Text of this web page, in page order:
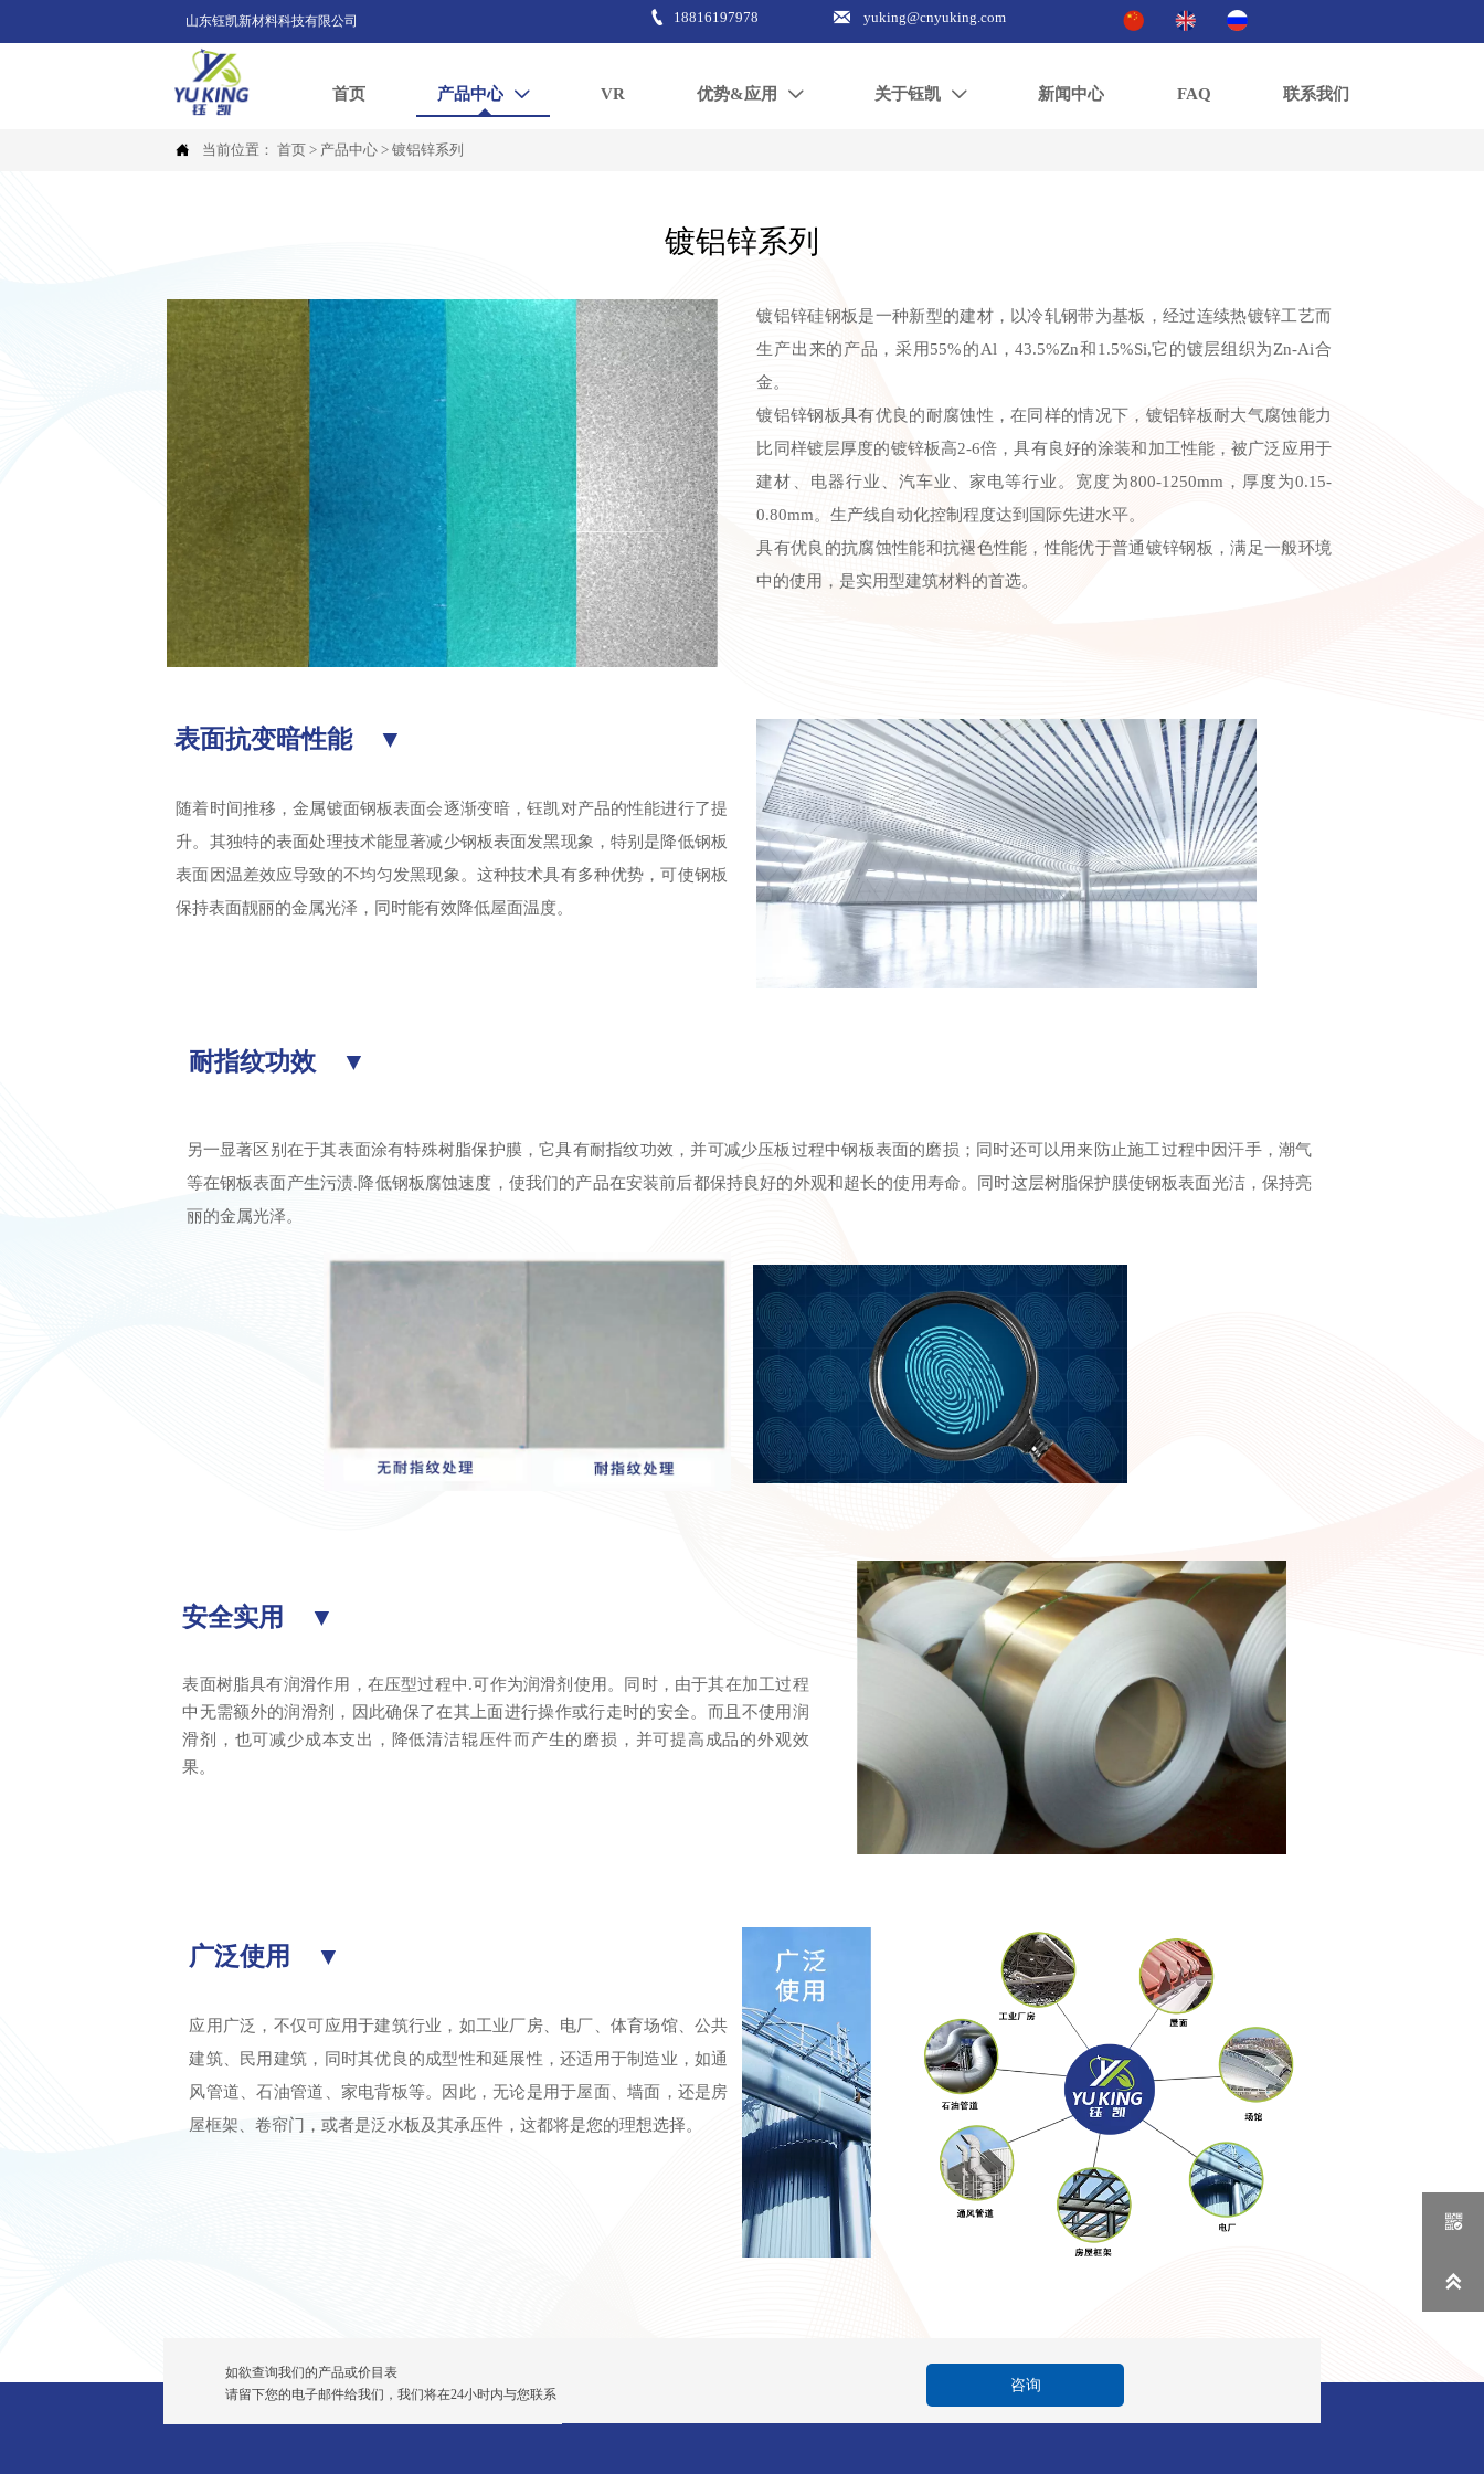
山东钰凯新材料科技有限公司  18816197978  yuking@cnyuking.com
首页 产品中心  VR 优势&应用  关于钰凯  新闻中心 FAQ 联系我们
 当前位置： 首页> 产品中心> 镀铝锌系列
镀铝锌系列
镀铝锌硅钢板是一种新型的建材，以冷轧钢带为基板，经过连续热镀锌工艺而
生产出来的产品，采用55%的Al，43.5%Zn和1.5%Si,它的镀层组织为Zn-Ai合
金。
镀铝锌钢板具有优良的耐腐蚀性，在同样的情况下，镀铝锌板耐大气腐蚀能力
比同样镀层厚度的镀锌板高2-6倍，具有良好的涂装和加工性能，被广泛应用于
建材、电器行业、汽车业、家电等行业。宽度为800-1250mm，厚度为0.15-
0.80mm。生产线自动化控制程度达到国际先进水平。
具有优良的抗腐蚀性能和抗褪色性能，性能优于普通镀锌钢板，满足一般环境
中的使用，是实用型建筑材料的首选。
表面抗变暗性能 ▼
随着时间推移，金属镀面钢板表面会逐渐变暗，钰凯对产品的性能进行了提
升。其独特的表面处理技术能显著减少钢板表面发黑现象，特别是降低钢板
表面因温差效应导致的不均匀发黑现象。这种技术具有多种优势，可使钢板
保持表面靓丽的金属光泽，同时能有效降低屋面温度。
耐指纹功效 ▼
另一显著区别在于其表面涂有特殊树脂保护膜，它具有耐指纹功效，并可减少压板过程中钢板表面的磨损；同时还可以用来防止施工过程中因汗手，潮气
等在钢板表面产生污渍.降低钢板腐蚀速度，使我们的产品在安装前后都保持良好的外观和超长的使用寿命。同时这层树脂保护膜使钢板表面光洁，保持亮
丽的金属光泽。
安全实用 ▼
表面树脂具有润滑作用，在压型过程中.可作为润滑剂使用。同时，由于其在加工过程
中无需额外的润滑剂，因此确保了在其上面进行操作或行走时的安全。而且不使用润
滑剂，也可减少成本支出，降低清洁辊压件而产生的磨损，并可提高成品的外观效
果。
广泛使用 ▼
应用广泛，不仅可应用于建筑行业，如工业厂房、电厂、体育场馆、公共
建筑、民用建筑，同时其优良的成型性和延展性，还适用于制造业，如通
风管道、石油管道、家电背板等。因此，无论是用于屋面、墙面，还是房
屋框架、卷帘门，或者是泛水板及其承压件，这都将是您的理想选择。
如欲查询我们的产品或价目表
请留下您的电子邮件给我们，我们将在24小时内与您联系
咨询

